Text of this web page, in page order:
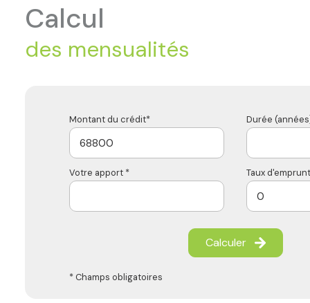
calcul
des mensualités
Montant du crédit* Durée
Votre apport * Taux
Calculer
* Champs obligatoires